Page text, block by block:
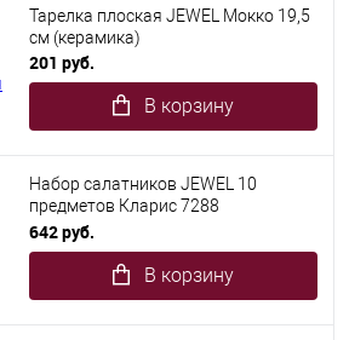
Тарелка плоская JEWEL Мокко 19,5
см (керамика)
201 руб.
В корзину
Набор салатников JEWEL 10
предметов Кларис 7288
(стеклокерамика)
642 руб.
В корзину